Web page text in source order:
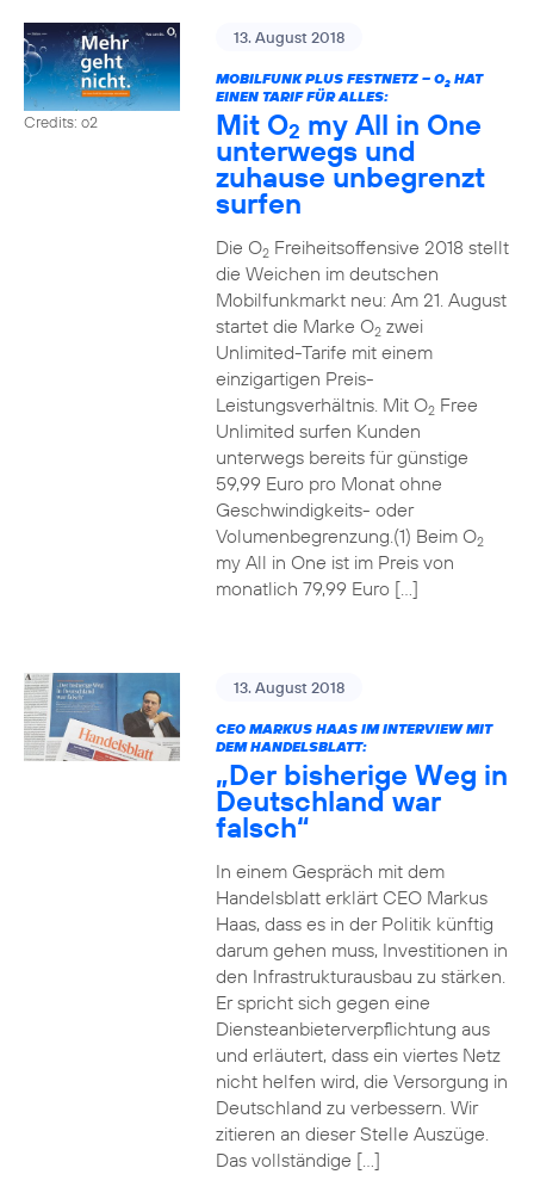
Credits: o2
13. August 2018
MOBILFUNK PLUS FESTNETZ – O2HAT
EINEN TARIF FÜR ALLES:
Mit O2 my All in One
unterwegs und
zuhause unbegrenzt
surfen
Die O2Freiheitsoffensive 2018 stellt
die Weichen im deutschen
Mobilfunkmarkt neu: Am 21. August
startet die Marke O2zwei
Unlimited-Tarife mit einem
einzigartigen Preis-
Leistungsverhältnis. Mit O2Free
Unlimited surfen Kunden
unterwegs bereits für günstige
59,99 Euro pro Monat ohne
Geschwindigkeits- oder
Volumenbegrenzung.(1) Beim O2
my All in One ist im Preis von
monatlich 79,99 Euro […]
13. August 2018
CEO MARKUS HAAS IM INTERVIEW MIT
DEM HANDELSBLATT:
„Der bisherige Weg in
Deutschland war
falsch“
In einem Gespräch mit dem
Handelsblatt erklärt CEO Markus
Haas, dass es in der Politik künftig
darum gehen muss, Investitionen in
den Infrastrukturausbau zu stärken.
Er spricht sich gegen eine
Diensteanbieterverpflichtung aus
und erläutert, dass ein viertes Netz
nicht helfen wird, die Versorgung in
Deutschland zu verbessern. Wir
zitieren an dieser Stelle Auszüge.
Das vollständige […]